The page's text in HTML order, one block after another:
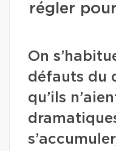
régler
On
défauts du
qu’ils